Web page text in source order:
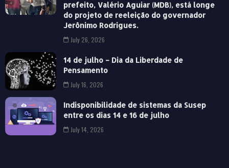
prefeito, Valério Aguiar (MDB), está longe
do projeto de reeleição do governador
Jerônimo Rodrigues.
July 26, 2026
14 de julho – Dia da Liberdade de
Pensamento
July 16, 2026
Indisponibilidade de sistemas da Susep
entre os dias 14 e 16 de julho
July 14, 2026